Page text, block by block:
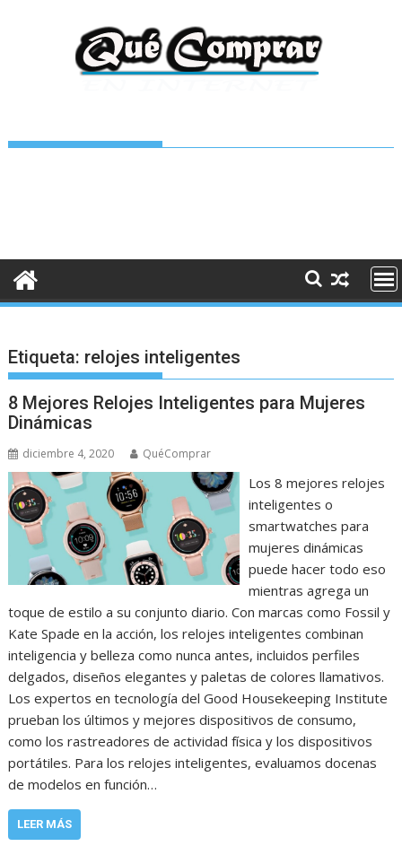
Etiqueta: relojes inteligentes
8 Mejores Relojes Inteligentes para Mujeres
Dinámicas
diciembre 4, 2020 QuéComprar
Los 8 mejores relojes
inteligentes o
smartwatches para
mujeres dinámicas
puede hacer todo eso
mientras agrega un
toque de estilo a su conjunto diario. Con marcas como Fossil y
Kate Spade en la acción, los relojes inteligentes combinan
inteligencia y belleza como nunca antes, incluidos perfiles
delgados, diseños elegantes y paletas de colores llamativos.
Los expertos en tecnología del Good Housekeeping Institute
prueban los últimos y mejores dispositivos de consumo,
como los rastreadores de actividad física y los dispositivos
portátiles. Para los relojes inteligentes, evaluamos docenas
de modelos en función…
LEER MÁS